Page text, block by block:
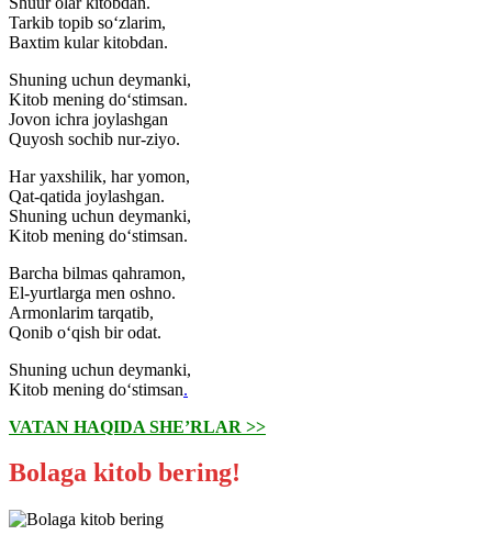
Tarkib topib so‘zlarim,
Baxtim kular kitobdan.
Shuning uchun deymanki,
Kitob mening do‘stimsan.
Jovon ichra joylashgan
Quyosh sochib nur-ziyo.
Har yaxshilik, har yomon,
Qat-qatida joylashgan.
Shuning uchun deymanki,
Kitob mening do‘stimsan.
Barcha bilmas qahramon,
El-yurtlarga men oshno.
Armonlarim tarqatib,
Qonib o‘qish bir odat.
Shuning uchun deymanki,
Kitob mening do‘stimsan.
VATAN HAQIDA SHE’RLAR >>
Bolaga kitob bering!